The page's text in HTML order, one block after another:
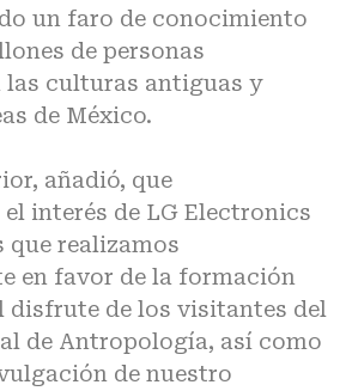
un faro de conocimiento
de personas
las culturas antiguas y
de México.
añadió, que
el interés de LG Electronics
que realizamos
en favor de la formación
disfrute de los visitantes del
de Antropología, así como
de nuestro